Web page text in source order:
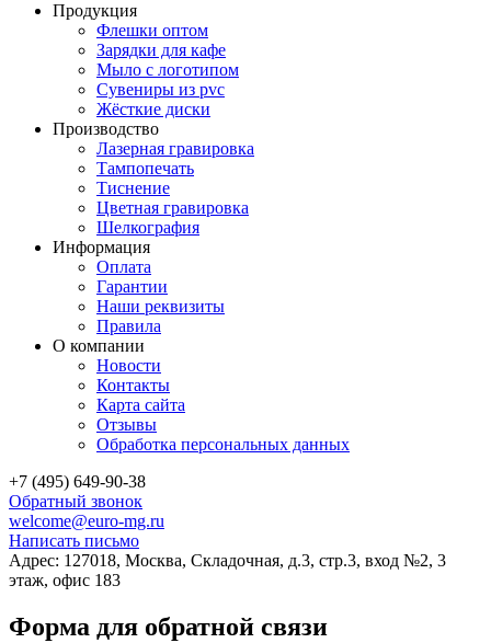
Продукция
Флешки оптом
Зарядки для кафе
Мыло с логотипом
Сувениры из pvc
Жёсткие диски
Производство
Лазерная гравировка
Тампопечать
Тиснение
Цветная гравировка
Шелкография
Информация
Оплата
Гарантии
Наши реквизиты
Правила
О компании
Новости
Контакты
Карта сайта
Отзывы
Обработка персональных данных
+7 (495) 649-90-38
Обратный звонок
welcome@euro-mg.ru
Написать письмо
Адрес: 127018, Москва, Складочная, д.3, стр.3, вход №2, 3
этаж, офис 183
Форма для обратной связи